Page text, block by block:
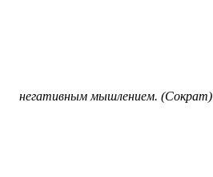
негативным мышлением. (Сократ)